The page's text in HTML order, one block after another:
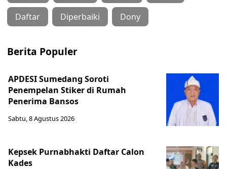
Daftar Diperbaiki Dony
Berita Populer
APDESI Sumedang Soroti
Penempelan Stiker di Rumah
Penerima Bansos
Sabtu, 8 Agustus 2026
Kepsek Purnabhakti Daftar Calon
Kades